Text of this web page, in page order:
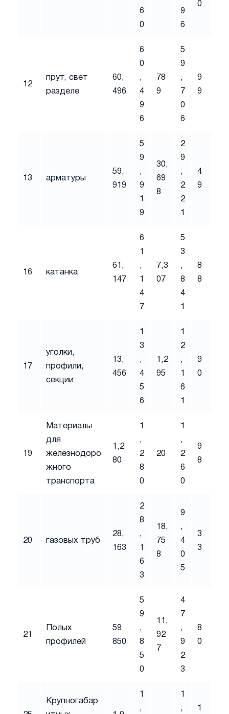
6
0
9
6
0
12
прут, свет
разделе
60,
496
6
0
,
4
9
6
78
9
5
9
,
7
0
6
9
9
13 арматуры
59,
919
5
9
,
9
1
9
30,
69
8
2
9
,
2
2
1
4
9
16 катанка
61,
147
6
1
,
1
4
7
7,3
07
5
3
,
8
4
1
8
8
17
уголки,
профили,
секции
13,
456
1
3
,
4
5
6
1,2
95
1
2
,
1
6
1
9
0
19
Материалы
для
железнодоро
жного
транспорта
1,2
80
1
,
2
8
0
20
1
,
2
6
0
9
8
20 газовых труб
28,
163
2
8
,
1
6
3
18,
75
8
9
,
4
0
5
3
3
21
Полых
профилей
59
850
5
9
,
8
5
0
11,
92
7
4
7
,
9
2
3
8
0
Крупногабар
1
,
1
,
1